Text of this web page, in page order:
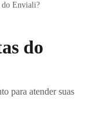
do Enviali?
do
para atender suas